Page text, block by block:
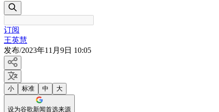
订阅
王英慧
发布/2023年11月9日 10:05
小 标准 中 大
设为谷歌新闻首选来源